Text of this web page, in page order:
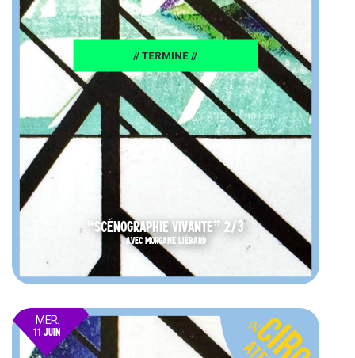
// TERMINÉ //
“SCÉNOGRAPHIE VIVANTE” 2/3
AVEC MORGANE LIÉBARD
MER.
11 JUIN